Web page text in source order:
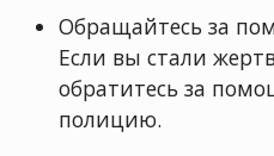
Обращайтесь за
Если вы стали
обратитесь за
полицию.